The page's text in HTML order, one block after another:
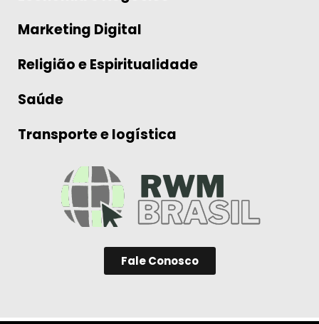
Marketing Digital
Religião e Espiritualidade
Saúde
Transporte e logística
Fale Conosco